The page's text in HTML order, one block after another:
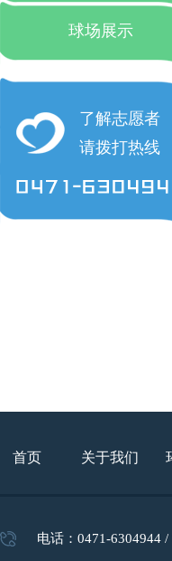
球场展示
了解志愿者
请拨打热线
首页 关于我们
电话：0471-6304944